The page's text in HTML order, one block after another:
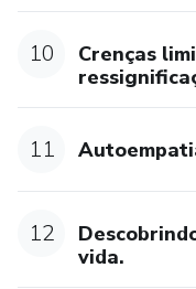
10
Crenças
11
12
vida.